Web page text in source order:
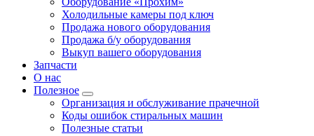
Холодильные камеры под ключ
Продажа нового оборудования
Продажа б/у оборудования
Выкуп вашего оборудования
Запчасти
О нас
Полезное
Организация и обслуживание прачечной
Коды ошибок стиральных машин
Полезные статьи